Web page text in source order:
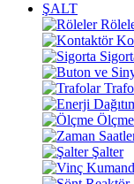
ŞALT
Ölçme
Şalter